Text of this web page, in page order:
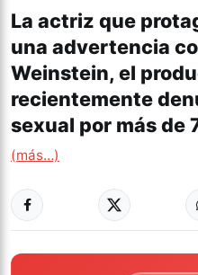
La actriz que
una advertencia
Weinstein, el
recientemente
sexual por más de
(más…)